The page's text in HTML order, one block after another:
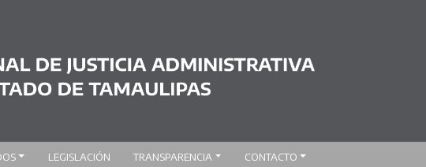
LEGISLACIÓN TRANSPARENCIA CONTACTO